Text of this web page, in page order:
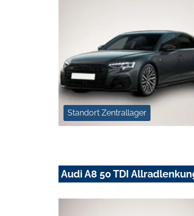
Standort Zentrallager
Audi A8 50 TDI